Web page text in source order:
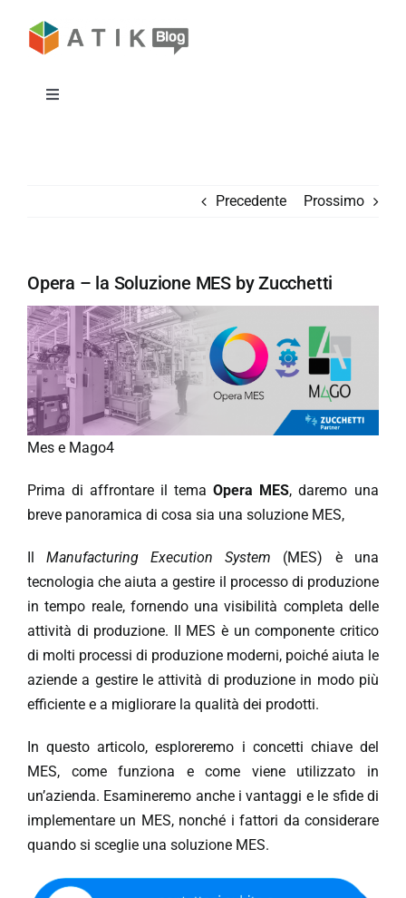
contenuto
Toggle
Contatti
Cerca
per:
Precedente Prossimo
Opera – la Soluzione MES by Zucchetti
Mes e Mago4
Prima di affrontare il tema Opera MES, daremo una
breve panoramica di cosa sia una soluzione MES,
Manufacturing Execution System (MES) è una
tecnologia che aiuta a gestire il processo di produzione
in tempo reale, fornendo una visibilità completa delle
attività di produzione. Il MES è un componente critico
di molti processi di produzione moderni, poiché aiuta le
aziende a gestire le attività di produzione in modo più
efficiente e a migliorare la qualità dei prodotti.
In questo articolo, esploreremo i concetti chiave del
MES, come funziona e come viene utilizzato in
un’azienda. Esamineremo anche i vantaggi e le sfide di
implementare un MES, nonché i fattori da considerare
quando si sceglie una soluzione MES.